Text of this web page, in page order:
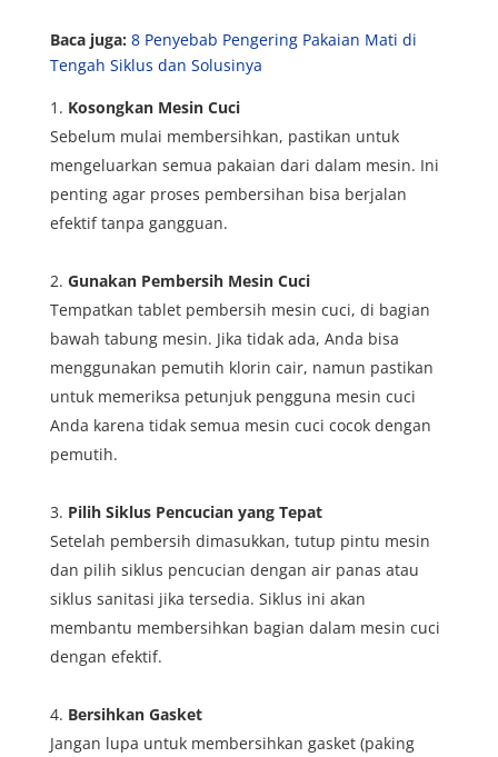
Baca juga: 8 Penyebab Pengering Pakaian Mati di
Tengah Siklus dan Solusinya
Kosongkan Mesin Cuci
Sebelum mulai membersihkan, pastikan untuk
mengeluarkan semua pakaian dari dalam mesin. Ini
penting agar proses pembersihan bisa berjalan
efektif tanpa gangguan.
Gunakan Pembersih Mesin Cuci
Tempatkan tablet pembersih mesin cuci, di bagian
bawah tabung mesin. Jika tidak ada, Anda bisa
menggunakan pemutih klorin cair, namun pastikan
untuk memeriksa petunjuk pengguna mesin cuci
Anda karena tidak semua mesin cuci cocok dengan
pemutih.
Pilih Siklus Pencucian yang Tepat
Setelah pembersih dimasukkan, tutup pintu mesin
dan pilih siklus pencucian dengan air panas atau
siklus sanitasi jika tersedia. Siklus ini akan
membantu membersihkan bagian dalam mesin cuci
dengan efektif.
Bersihkan Gasket
Jangan lupa untuk membersihkan gasket (paking